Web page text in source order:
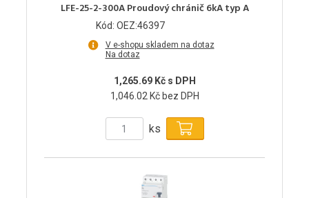
LFE-25-2-300A Proudový chránič 6kA typ A
Kód: OEZ:46397
V e-shopu skladem na dotaz
Na dotaz
1,265.69 Kč s DPH
1,046.02 Kč bez DPH
ks